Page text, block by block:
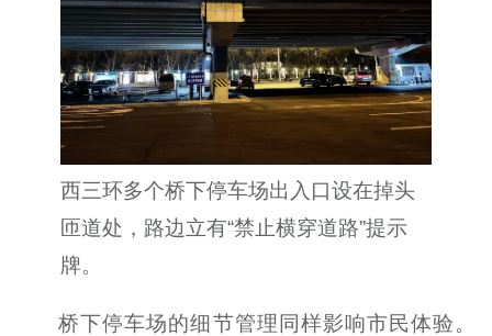
西三环多个桥下停车场出入口设在掉头
匝道处，路边立有“禁止横穿道路”提示
牌。
桥下停车场的细节管理同样影响市民体验。